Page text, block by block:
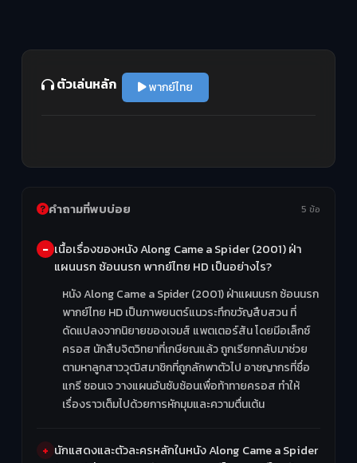
ตัวเล่นหลัก พากย์ไทย
คำถามที่พบบ่อย 5 ข้อ
เนื้อเรื่องของหนัง Along Came a Spider (2001) ฝ่า
แผนนรก ซ้อนนรก พากย์ไทย HD เป็นอย่างไร?
หนัง Along Came a Spider (2001) ฝ่าแผนนรก ซ้อนนรก
พากย์ไทย HD เป็นภาพยนตร์แนวระทึกขวัญสืบสวน ที่
ดัดแปลงจากนิยายของเจมส์ แพตเตอร์สัน โดยมีอเล็กซ์
ครอส นักสืบจิตวิทยาที่เกษียณแล้ว ถูกเรียกกลับมาช่วย
ตามหาลูกสาววุฒิสมาชิกที่ถูกลักพาตัวไป อาชญากรที่ชื่อ
แกรี ซอนเจ วางแผนอันซับซ้อนเพื่อท้าทายครอส ทำให้
เรื่องราวเต็มไปด้วยการหักมุมและความตื่นเต้น
นักแสดงและตัวละครหลักในหนัง Along Came a Spider